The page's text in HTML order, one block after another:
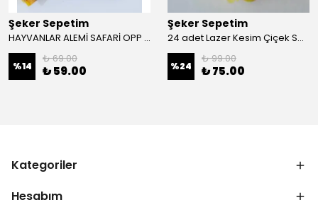
Şeker Sepetim
HAYVANLAR ALEMİ SAFARİ OPP POŞET 12 ADET B20
%14
₺ 69.00
₺ 59.00
Şeker Sepetim
24 adet Lazer Kesim Çiçek Sarı C02
%24
₺ 99.00
₺ 75.00
Kategoriler
Hesabım